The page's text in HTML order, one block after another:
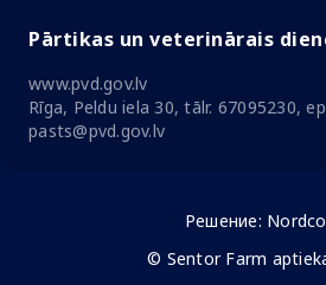
Pārtikas un veterinārais
www.pvd.gov.lv
Rīga, Peldu iela 30, tālr. 67095230,
pasts@pvd.gov.lv
Решение:
© Sentor Farm